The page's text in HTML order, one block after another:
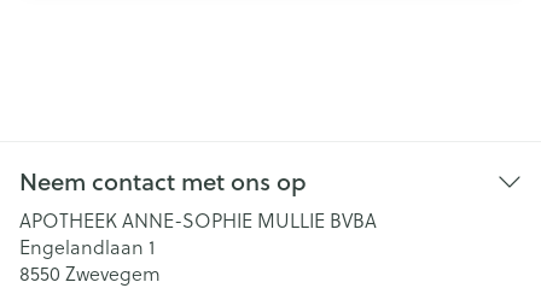
Neem contact met ons op
APOTHEEK ANNE-SOPHIE MULLIE BVBA
Engelandlaan 1
8550 Zwevegem